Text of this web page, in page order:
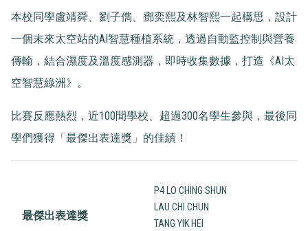
本校同學盧靖舜、劉子儁、鄧奕熙及林智熙一起構思，設計
一個未來太空站的AI智慧種植系統，透過自動監控制與營養
傳輸，結合濕度及溫度感測器，即時收集數據，打造《AI太
空智慧綠洲》。
比賽反應熱烈，近100間學校、超過300名學生參與，最後同
學們獲得「最傑出表達獎」的佳績！
最傑出表達獎
P4 LO CHING SHUN
LAU CHI CHUN
TANG YIK HEI